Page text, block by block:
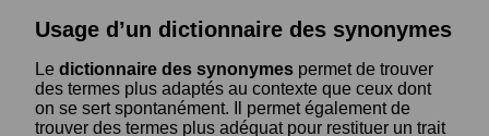
Usage d’un dictionnaire des synonymes
Le dictionnaire des synonymes permet de trouver
des termes plus adaptés au contexte que ceux dont
on se sert spontanément. Il permet également de
trouver des termes plus adéquat pour restituer un trait